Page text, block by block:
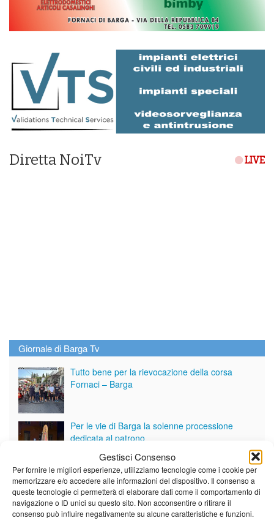
Gestisci Consenso
Per fornire le migliori esperienze, utilizziamo tecnologie come i cookie per
memorizzare e/o accedere alle informazioni del dispositivo. Il consenso a
queste tecnologie ci permetterà di elaborare dati come il comportamento di
navigazione o ID unici su questo sito. Non acconsentire o ritirare il
consenso può influire negativamente su alcune caratteristiche e funzioni.
Diretta NoiTv LIVE
Giornale di Barga Tv
Tutto bene per la rievocazione della corsa
Fornaci – Barga
Per le vie di Barga la solenne processione
dedicata al patrono
Partite le Piazzette 2026